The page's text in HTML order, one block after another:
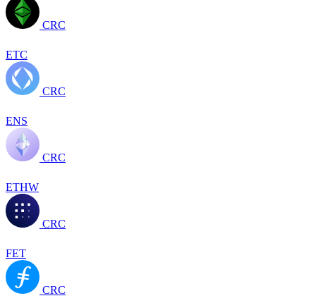
CRC
ETC
CRC
ENS
CRC
ETHW
CRC
FET
CRC